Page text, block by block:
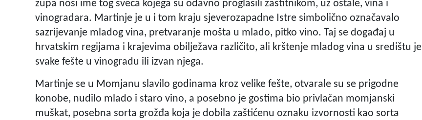
župa nosi ime tog sveca kojega su odavno proglasili zaštitnikom, uz ostale, vina i
vinogradara. Martinje je u i tom kraju sjeverozapadne Istre simbolično označavalo
sazrijevanje mladog vina, pretvaranje mošta u mlado, pitko vino. Taj se događaj u
hrvatskim regijama i krajevima obilježava različito, ali krštenje mladog vina u središtu je
svake fešte u vinogradu ili izvan njega.
Martinje se u Momjanu slavilo godinama kroz velike fešte, otvarale su se prigodne
konobe, nudilo mlado i staro vino, a posebno je gostima bio privlačan momjanski
muškat, posebna sorta grožđa koja je dobila zaštićenu oznaku izvornosti kao sorta